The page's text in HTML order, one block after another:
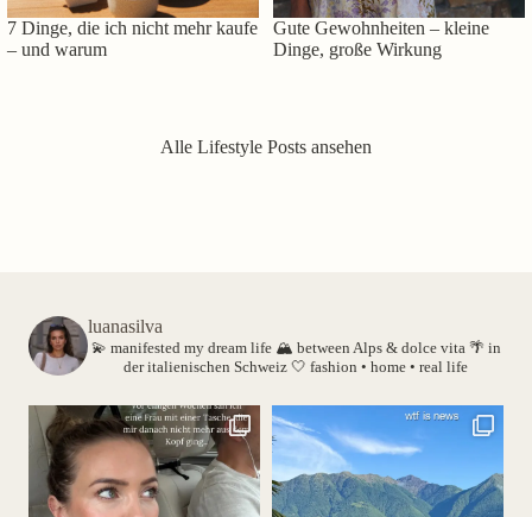
7 Dinge, die ich nicht mehr kaufe
– und warum
Gute Gewohnheiten – kleine
Dinge, große Wirkung
Alle Lifestyle Posts ansehen
luanasilva
💫 manifested my dream life 🏔️ between Alps & dolce vita 🌴 in
der italienischen Schweiz 🤍 fashion • home • real life